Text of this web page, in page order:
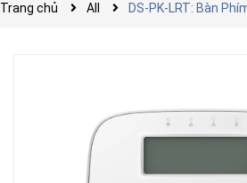
Trang chủ All DS-PK-LRT: Bàn